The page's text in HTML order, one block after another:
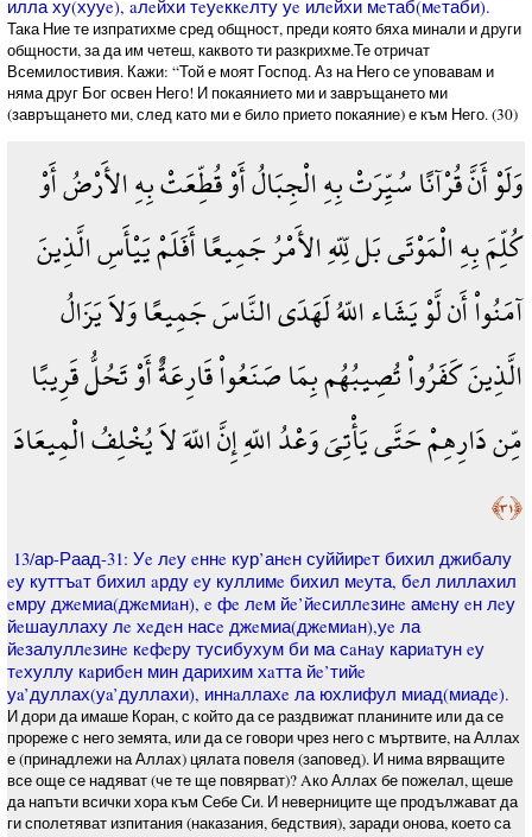
илла ху(хууe), aлeйхи тeуeккeлту уe илeйхи мeтаб(мeтаби).
Така Ние те изпратихме сред общност, преди която бяха минали и други
общности, за да им четеш, каквото ти разкрихме.Те отричат
Всемилостивия. Кажи: “Той е моят Господ. Аз на Него се уповавам и
няма друг Бог освен Него! И покаянието ми и завръщането ми
(завръщането ми, след като ми е било прието покаяние) е към Него. (30)
وَلَوْ أَنَّ قُرْآنًا سُيِّرَتْ بِهِ الْجِبَالُ أَوْ قُطِّعَتْ بِهِ الأَرْضُ أَوْ
كُلِّمَ بِهِ الْمَوْتَى بَل لِّلّهِ الأَمْرُ جَمِيعًا أَفَلَمْ يَيْأَسِ الَّذِينَ
آمَنُواْ أَن لَّوْ يَشَاء اللّهُ لَهَدَى النَّاسَ جَمِيعًا وَلاَ يَزَالُ
الَّذِينَ كَفَرُواْ تُصِيبُهُم بِمَا صَنَعُواْ قَارِعَةٌ أَوْ تَحُلُّ قَرِيبًا
مِّن دَارِهِمْ حَتَّى يَأْتِيَ وَعْدُ اللّهِ إِنَّ اللّهَ لاَ يُخْلِفُ الْمِيعَادَ
﴿٣١﴾
13/ар-Раад-31: Уe лeу eннe кур’анeн суййирeт бихил джибалу
eу куттъaт бихил aрду eу куллимe бихил мeута, бeл лиллахил
eмру джeмиа(джeмиaн), e фe лeм йe’йeсиллeзинe амeну eн лeу
йeшауллаху лe хeдeн насe джeмиа(джeмиaн),уe ла
йeзалуллeзинe кeфeру тусибухум би ма сaнaу кариaтун eу
тeхуллу кaрибeн мин дарихим хaтта йe’тийe
уa’дуллах(уa’дуллахи), иннaллахe ла юхлифул миад(миадe).
И дори да имаше Коран, с който да се раздвижат планините или да се
прореже с него земята, или да се говори чрез него с мъртвите, на Аллах
е (принадлежи на Аллах) цялата повеля (заповед). И нима вярващите
все още се надяват (че те ще повярват)? Aко Аллах бе пожелал, щеше
да напъти всички хора към Себе Си. И неверниците ще продължават да
ги сполетяват изпитания (наказания, бедствия), заради онова, което са